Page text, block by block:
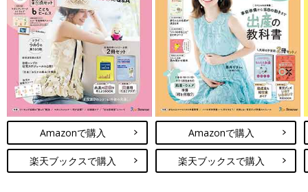
Amazonで購入
楽天ブックスで購入
Amazonで購入
楽天ブックスで購入